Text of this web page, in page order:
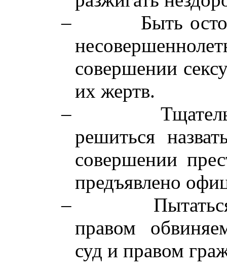
–
Быть
совершении
их жертв.
–
решиться
совершении
предъявлено
–
правом
суд и правом